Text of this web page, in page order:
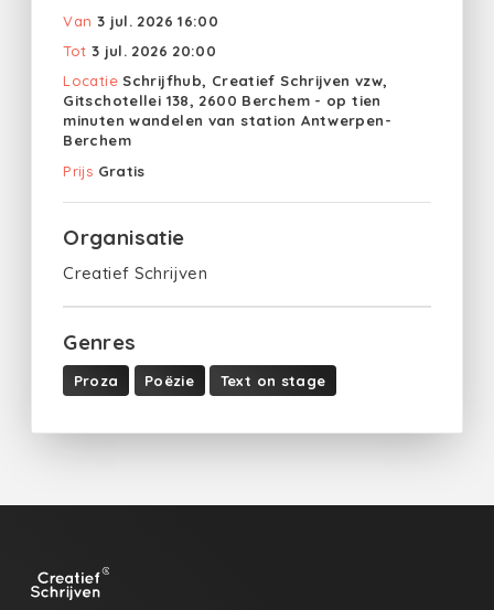
Van 3 jul. 2026 16:00
Tot 3 jul. 2026 20:00
Locatie Schrijfhub, Creatief Schrijven vzw,
Gitschotellei 138, 2600 Berchem - op tien
minuten wandelen van station Antwerpen-
Berchem
Prijs Gratis
Organisatie
Creatief Schrijven
Genres
Proza Poëzie Text on stage